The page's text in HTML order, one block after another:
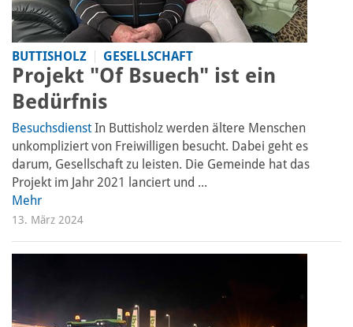
BUTTISHOLZ GESELLSCHAFT
Projekt "Of Bsuech" ist ein
Bedürfnis
BesuchsdienstIn Buttisholz werden ältere Menschen
unkompliziert von Freiwilligen besucht. Dabei geht es
darum, Gesellschaft zu leisten. Die Gemeinde hat das
Projekt im Jahr 2021 lanciert und ...
Mehr
13. März 2024